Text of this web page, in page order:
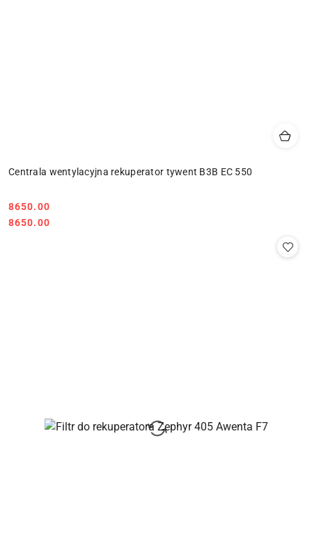
Centrala wentylacyjna rekuperator tywent B3B EC 550
Cena:
8650.00
Cena:
8650.00